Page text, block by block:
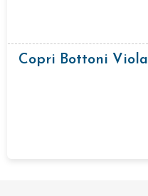
Copri Bottoni Viola